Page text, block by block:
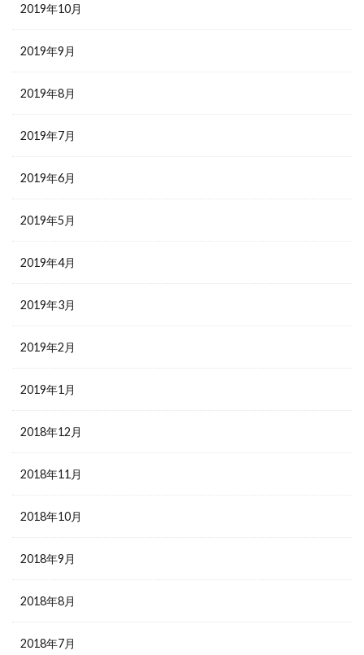
2019年10月
2019年9月
2019年8月
2019年7月
2019年6月
2019年5月
2019年4月
2019年3月
2019年2月
2019年1月
2018年12月
2018年11月
2018年10月
2018年9月
2018年8月
2018年7月